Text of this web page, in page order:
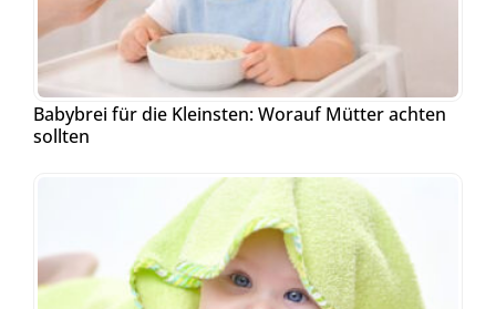
Babybrei für die Kleinsten: Worauf Mütter achten
sollten